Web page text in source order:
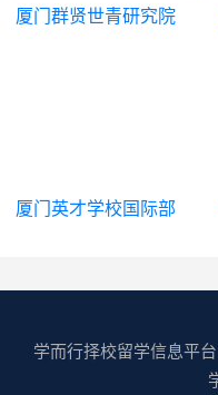
厦门群贤世青研究院
厦门英才学校国际部
学而行择校留学信息平台